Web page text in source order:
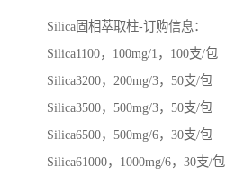
Silica固相萃取柱-订购信息：
Silica1100，100mg/1，100支/包
Silica3200，200mg/3，50支/包
Silica3500，500mg/3，50支/包
Silica6500，500mg/6，30支/包
Silica61000，1000mg/6，30支/包